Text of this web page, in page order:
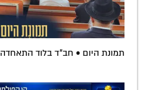
תמונת היום • חב"ד בלוד התאחדה